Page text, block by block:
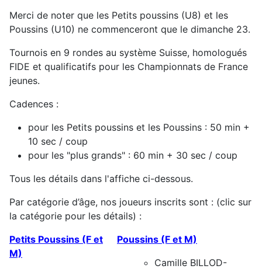
Merci de noter que les Petits poussins (U8) et les
Poussins (U10) ne commenceront que le dimanche 23.
Tournois en 9 rondes au système Suisse, homologués
FIDE et qualificatifs pour les Championnats de France
jeunes.
Cadences :
pour les Petits poussins et les Poussins : 50 min +
10 sec / coup
pour les "plus grands" : 60 min + 30 sec / coup
Tous les détails dans l'affiche ci-dessous.
Par catégorie d’âge, nos joueurs inscrits sont : (clic sur
la catégorie pour les détails) :
Petits Poussins (F et
M)
Poussins (F et M)
Camille BILLOD-